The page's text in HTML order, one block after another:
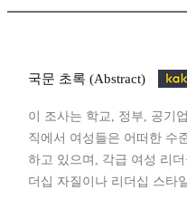
국문 초록 (Abstract)
이 조사는 학교, 정부, 공기
직에서 여성들은 어떠한 수
하고 있으며, 각급 여성 리
더십 자질이나 리더십 스타